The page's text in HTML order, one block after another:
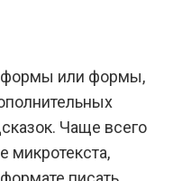
или формы,
Чаще всего
микротекста,